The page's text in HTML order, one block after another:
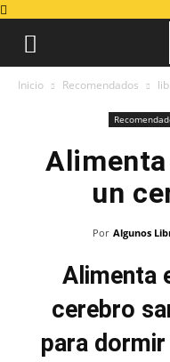
Inicio Recomendados
un
Por Algunos
Alimenta
cerebro
para